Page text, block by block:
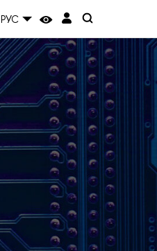
РУС